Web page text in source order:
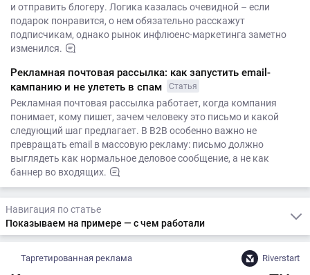
и отправить блогеру. Логика казалась очевидной – если
подарок понравится, о нем обязательно расскажут
подписчикам, однако рынок инфлюенс-маркетинга заметно
изменился.
Рекламная почтовая рассылка: как запустить email-
кампанию и не улететь в спам
Статья
Рекламная почтовая рассылка работает, когда компания
понимает, кому пишет, зачем человеку это письмо и какой
следующий шаг предлагает. В B2B особенно важно не
превращать email в массовую рекламу: письмо должно
выглядеть как нормальное деловое сообщение, а не как
баннер во входящих.
Навигация по статье
Показываем на примере — с чем работали
Таргетированная реклама Riverstart